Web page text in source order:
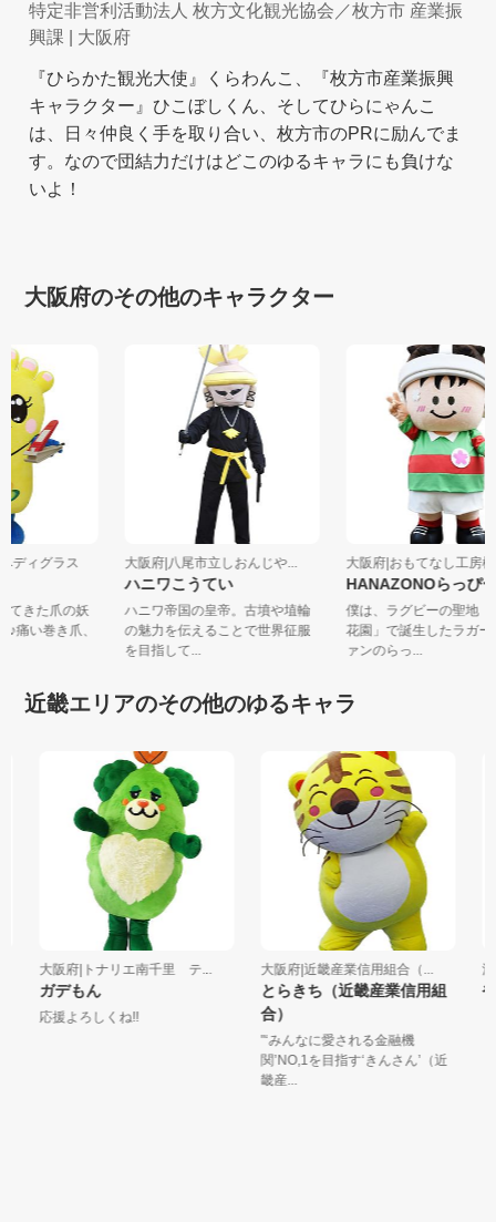
特定非営利活動法人 枚方文化観光協会／枚方市 産業振
興課 | 大阪府
『ひらかた観光大使』くらわんこ、『枚方市産業振興
キャラクター』ひこぼしくん、そしてひらにゃんこ
は、日々仲良く手を取り合い、枚方市のPRに励んでま
す。なので団結力だけはどこのゆるキャラにも負けな
いよ！
大阪府のその他のキャラクター
ペディグラス
てきた爪の妖
♪痛い巻き爪、
大阪府|八尾市立しおんじや...
ハニワこうてい
ハニワ帝国の皇帝。古墳や埴輪
の魅力を伝えることで世界征服
を目指して...
大阪府|おもてなし工房
HANAZONOらっ
僕は、ラグビーの聖地
花園」で誕生したラガ
ァンのらっ...
近畿エリアのその他のゆるキャラ
大阪府|トナリエ南千里 テ...
ガデもん
応援よろしくね!!
大阪府|近畿産業信用組合（...
とらきち（近畿産業信用組
合）
"‘みんなに愛される金融機
関’NO,1を目指す‘きんさん’（近
畿産...
滋